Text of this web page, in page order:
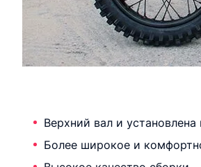
Верхний вал и
Более широкое и